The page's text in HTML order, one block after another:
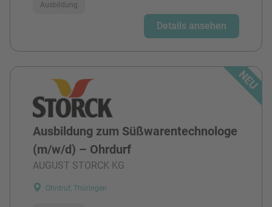
Ausbildung
Details ansehen
Ausbildung zum Süßwarentechnologe
(m/w/d) – Ohrdurf
AUGUST STORCK KG
Ohrdruf, Thüringen